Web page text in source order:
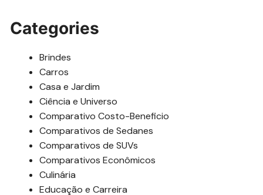
Categories
Brindes
Carros
Casa e Jardim
Ciência e Universo
Comparativo Costo-Beneficio
Comparativos de Sedanes
Comparativos de SUVs
Comparativos Econômicos
Culinária
Educação e Carreira